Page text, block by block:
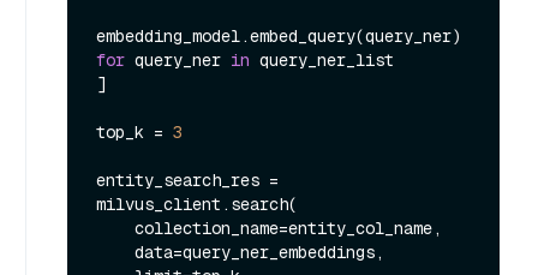
for query_ner in query_ner_list
]
top_k = 3
entity_search_res =
milvus_client.search(